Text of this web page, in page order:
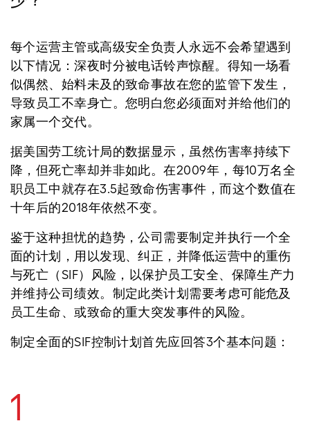
每个运营主管或高级安全负责人永远不会希望遇到
以下情况：深夜时分被电话铃声惊醒。得知一场看
似偶然、始料未及的致命事故在您的监管下发生，
导致员工不幸身亡。您明白您必须面对并给他们的
家属一个交代。
据美国劳工统计局的数据显示，虽然伤害率持续下
降，但死亡率却并非如此。在2009年，每10万名全
职员工中就存在3.5起致命伤害事件，而这个数值在
十年后的2018年依然不变。
鉴于这种担忧的趋势，公司需要制定并执行一个全
面的计划，用以发现、纠正，并降低运营中的重伤
与死亡（SIF）风险，以保护员工安全、保障生产力
并维持公司绩效。制定此类计划需要考虑可能危及
员工生命、或致命的重大突发事件的风险。
制定全面的SIF控制计划首先应回答3个基本问题：
1